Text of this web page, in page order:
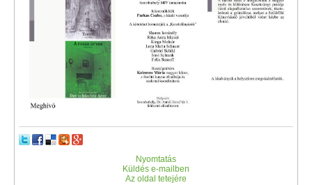
Nyomtatás
Küldés e-mailben
Az oldal tetejére